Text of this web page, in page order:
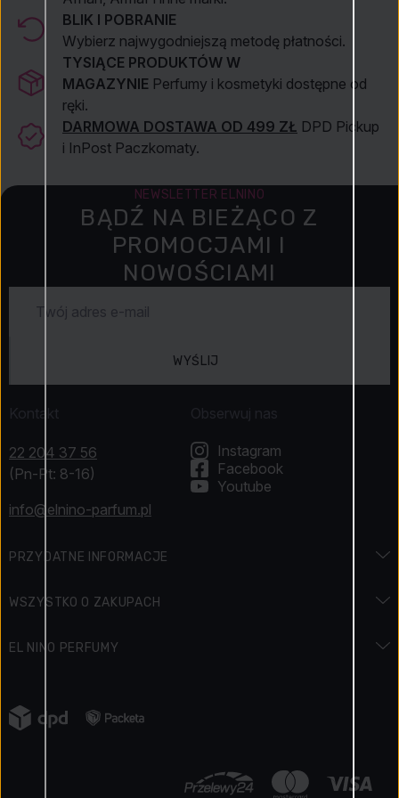
BLIK I POBRANIE
Wybierz najwygodniejszą metodę płatności.
TYSIĄCE PRODUKTÓW W
MAGAZYNIE Perfumy i kosmetyki dostępne od
ręki.
DARMOWA DOSTAWA OD 499 ZŁ DPD Pickup
i InPost Paczkomaty.
NEWSLETTER ELNINO
BĄDŹ NA BIEŻĄCO Z
PROMOCJAMI I
NOWOŚCIAMI
WYŚLIJ
Kontakt
22 204 37 56
(Pn-Pt: 8-16)
info@elnino-parfum.pl
PRZYDATNE INFORMACJE
Święta i promocje
Jak zbieramy opinie o produktach
WSZYSTKO O ZAKUPACH
Zwroty
Reklamacja towaru
EL NINO PERFUMY
Napisali o nas
Obserwuj nas
Instagram
Facebook
Youtube